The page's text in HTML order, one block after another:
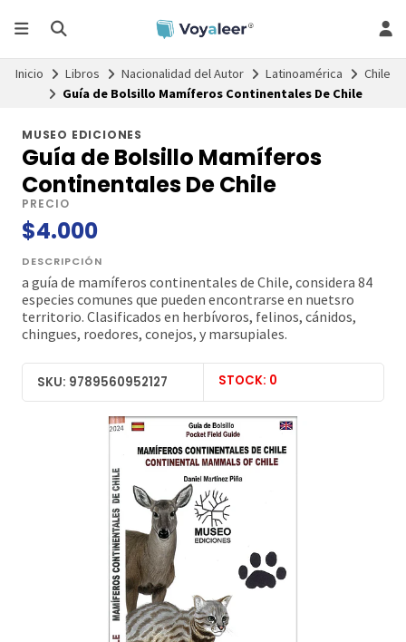
Inicio Libros Nacionalidad del Autor Latinoamérica
Chile
Guía de Bolsillo Mamíferos Continentales De Chile
MUSEO EDICIONES
Guía de Bolsillo Mamíferos
Continentales De Chile
PRECIO
$4.000
DESCRIPCIÓN
a guía de mamíferos continentales de Chile, considera 84
especies comunes que pueden encontrarse en nuetsro
territorio. Clasificados en herbívoros, felinos, cánidos,
chingues, roedores, conejos, y marsupiales.
SKU: 9789560952127 STOCK: 0